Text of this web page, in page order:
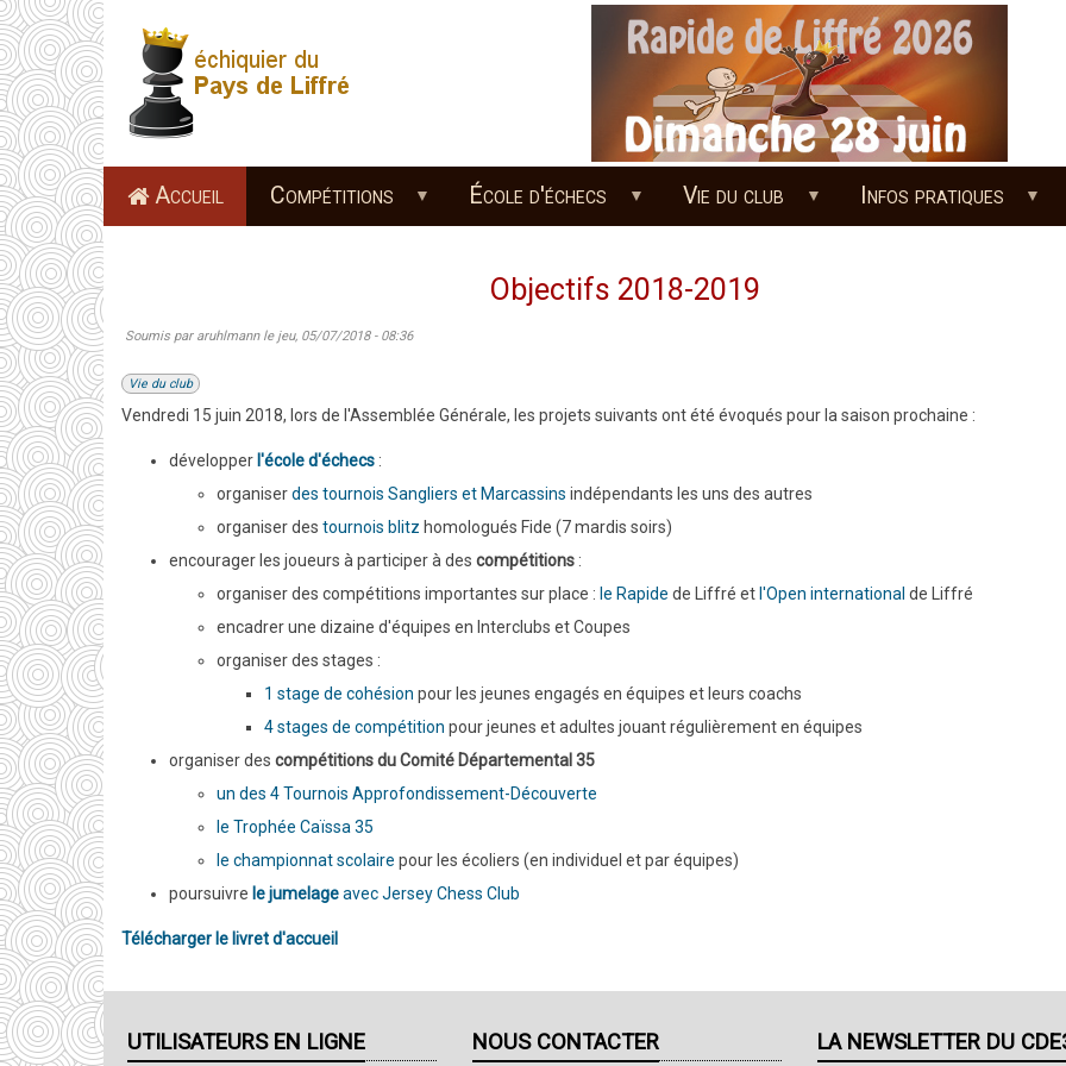
Aller
au
contenu
principal
Accueil Compétitions École d'échecs Vie du club Infos pratiques
Objectifs 2018-2019
Soumis par aruhlmannle jeu, 05/07/2018 - 08:36
Vie du club
Vendredi 15 juin 2018, lors de l'Assemblée Générale, les projets suivants ont été évoqués pour la saison prochaine :
développer l'école d'échecs :
organiserdes tournois Sangliers et Marcassins indépendants les uns des autres
organiser des tournois blitz homologués Fide (7 mardis soirs)
encourager les joueurs à participer à des compétitions :
organiser des compétitions importantes sur place : le Rapide de Liffré et l'Open international de Liffré
encadrer une dizaine d'équipes en Interclubs et Coupes
organiser des stages :
1 stage de cohésion pour les jeunes engagés en équipes et leurs coachs
4 stages de compétition pour jeunes et adultes jouant régulièrement en équipes
organiser des compétitions du Comité Départemental 35
un des 4 Tournois Approfondissement-Découverte
le Trophée Caïssa 35
le championnat scolaire pour les écoliers (en individuel et par équipes)
poursuivre le jumelageavec Jersey Chess Club
Télécharger le livret d'accueil
UTILISATEURS EN LIGNE NOUS CONTACTER LA NEWSLETTER DU